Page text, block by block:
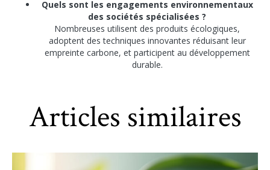
Quels sont les engagements environnementaux
des sociétés spécialisées ?
Nombreuses utilisent des produits écologiques,
adoptent des techniques innovantes réduisant leur
empreinte carbone, et participent au développement
durable.
Articles similaires